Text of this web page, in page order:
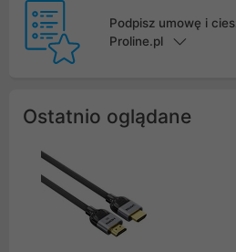
Podpisz umowę i
Proline.pl
Ostatnio oglądane